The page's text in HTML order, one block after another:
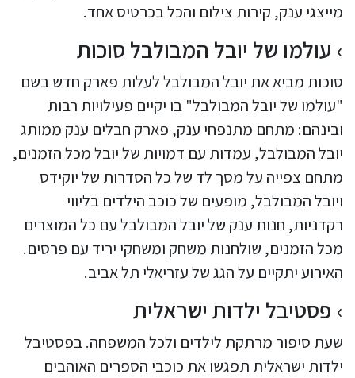
מייצגי ענק, קירות צילום והכל בכרטיס אחד.
עולמו של יובל המבולבל סוכות
סוכות מביא את יובל המבולבל לעלות פארק חדש בשם
"עולמו של יובל המבולבל" בו יקיים פעילויות רבות
ובינהם: מתחם מתנפחי ענק, פארק חבלים ענק ממותג
יובל המבולבל, עמדות עם דמויות של יובל מכל הזמנים,
מתחם צפייה על מסך לד של כל הסדרות של יוקידס
ויובל המבולבל, מופעים של כוכב הילדים בליווי
רקדניות, חנות ענק של יובל המבולבל עם כל המוצרים
מכל הזמנים, שולחנות משחק ומשחקי יריד עם פרסים.
האירוע יתקיים על הגג של עזריאלי תל אביב.
פסטיבל ילדות ישראלית
שעת סיפור מרתקת לילדים ולכל המשפחה. בפסטיבל
ילדות ישראלית תפגשו את כוכבי הספרים האוהבים